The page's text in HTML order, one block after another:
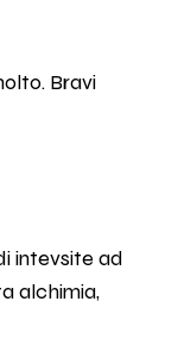
Bravi
intevsite ad
alchimia,